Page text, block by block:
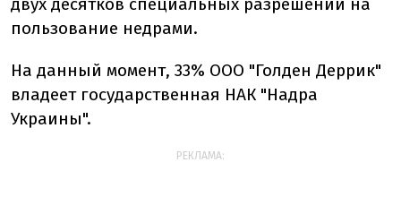
пользование недрами.
На данный момент, 33% ООО "Голден Деррик"
владеет государственная НАК "Надра
Украины".
РЕКЛАМА: